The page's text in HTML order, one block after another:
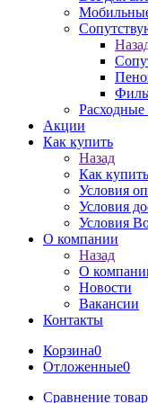
Расходные
Акции
Как купить
Назад
Как купить
Условия
Условия
Условия
О компании
Назад
О
Новости
Вакансии
Контакты
Корзина0
Отложенные0
Сравнение